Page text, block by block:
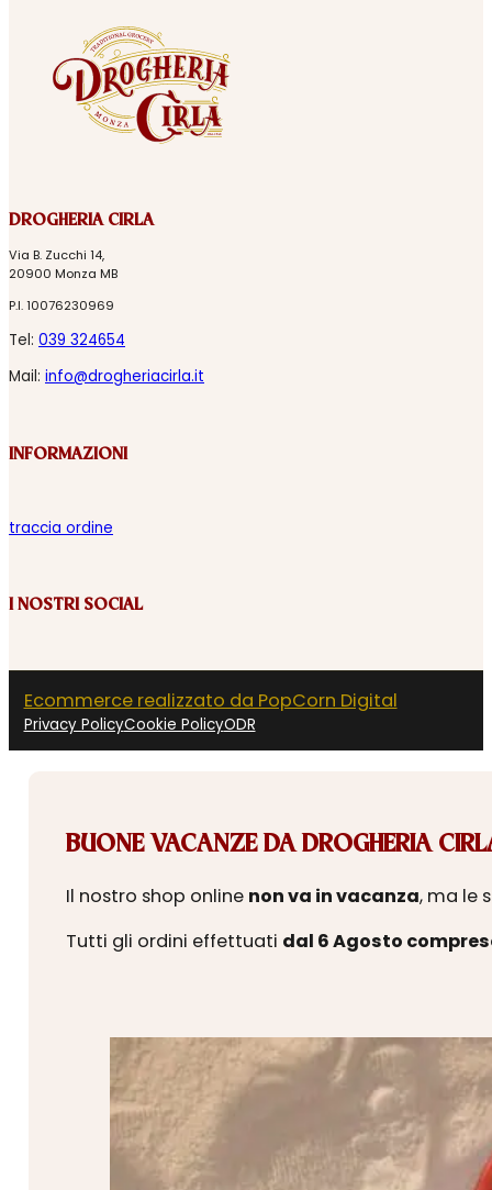
DROGHERIA CIRLA
Via B. Zucchi 14,
20900 Monza MB
P.I. 10076230969
Tel: 039 324654
Mail: info@drogheriacirla.it
INFORMAZIONI
traccia ordine
I NOSTRI SOCIAL
Ecommerce realizzato da PopCorn Digital
Privacy PolicyCookie PolicyODR
BUONE VACANZE DA DROGHERIA
Il nostro shop online non va in vacanza, ma le
Tutti gli ordini effettuati dal 6 Agosto